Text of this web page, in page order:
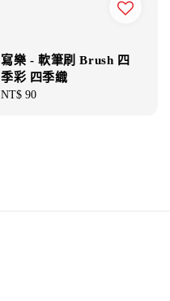
寫樂 - 軟筆刷 Brush 四
季彩 四季織
Regular
NT$ 90